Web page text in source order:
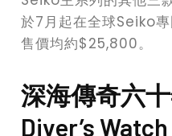
於7月起在全球Seiko專
售價均約$25,800。
深海傳奇六
Diver’s